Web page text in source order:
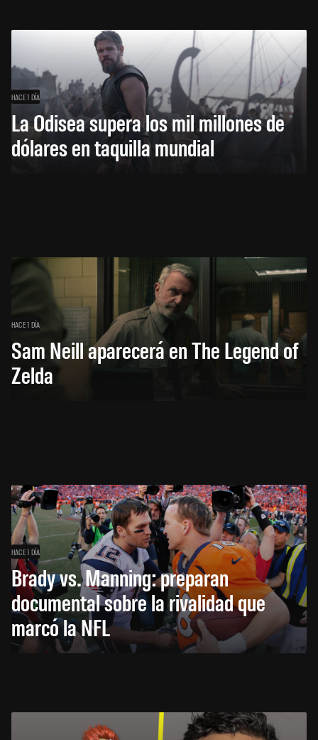
HACE 1 DÍA
La Odisea supera los mil millones de
dólares en taquilla mundial
HACE 1 DÍA
Sam Neill aparecerá en The Legend of
Zelda
HACE 1 DÍA
Brady vs. Manning: preparan
documental sobre la rivalidad que
marcó la NFL